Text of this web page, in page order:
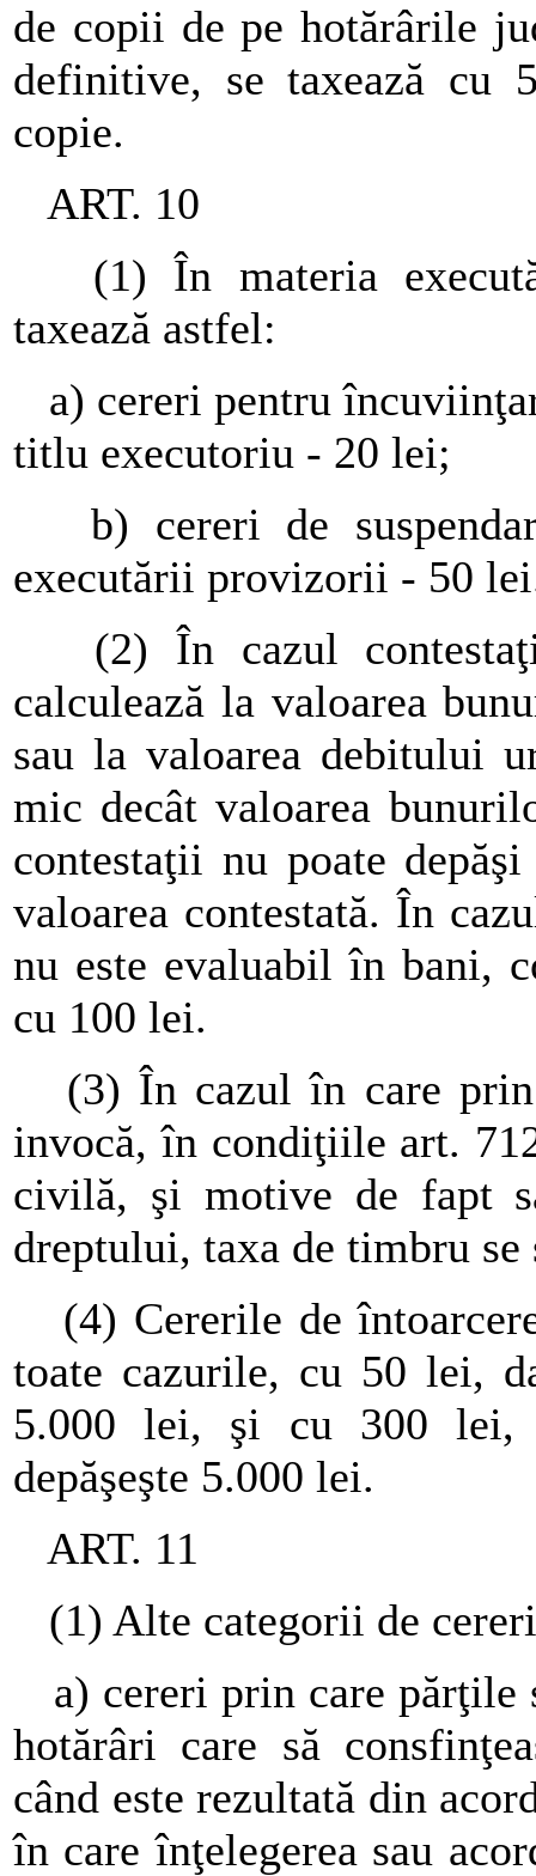
de copii de pe hotărârile
definitive, se taxează cu
copie.
ART. 10
(1) În materia
taxează astfel:
a) cereri pentru
titlu executoriu - 20 lei;
b) cereri de
executării provizorii - 50
(2) În cazul
calculează la valoarea
sau la valoarea debitului
mic decât valoarea
contestaţii nu poate
valoarea contestată. În
nu este evaluabil în bani,
cu 100 lei.
(3) În cazul în care prin
invocă, în condiţiile art.
civilă, şi motive de fapt
dreptului, taxa de timbru
(4) Cererile de
toate cazurile, cu 50 lei,
5.000 lei, şi cu 300 lei,
depăşeşte 5.000 lei.
ART. 11
(1) Alte categorii de
a) cereri prin care părţile
hotărâri care să
când este rezultată din
în care înţelegerea sau